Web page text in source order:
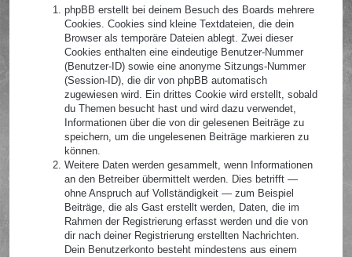
phpBB erstellt bei deinem Besuch des Boards mehrere
Cookies. Cookies sind kleine Textdateien, die dein
Browser als temporäre Dateien ablegt. Zwei dieser
Cookies enthalten eine eindeutige Benutzer-Nummer
(Benutzer-ID) sowie eine anonyme Sitzungs-Nummer
(Session-ID), die dir von phpBB automatisch
zugewiesen wird. Ein drittes Cookie wird erstellt, sobald
du Themen besucht hast und wird dazu verwendet,
Informationen über die von dir gelesenen Beiträge zu
speichern, um die ungelesenen Beiträge markieren zu
können.
Weitere Daten werden gesammelt, wenn Informationen
an den Betreiber übermittelt werden. Dies betrifft —
ohne Anspruch auf Vollständigkeit — zum Beispiel
Beiträge, die als Gast erstellt werden, Daten, die im
Rahmen der Registrierung erfasst werden und die von
dir nach deiner Registrierung erstellten Nachrichten.
Dein Benutzerkonto besteht mindestens aus einem